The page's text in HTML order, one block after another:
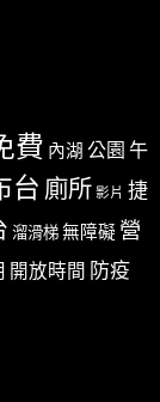
費 內湖 公園 午
台 廁所 影片 捷
溜滑梯無障礙 營
開放時間 防疫